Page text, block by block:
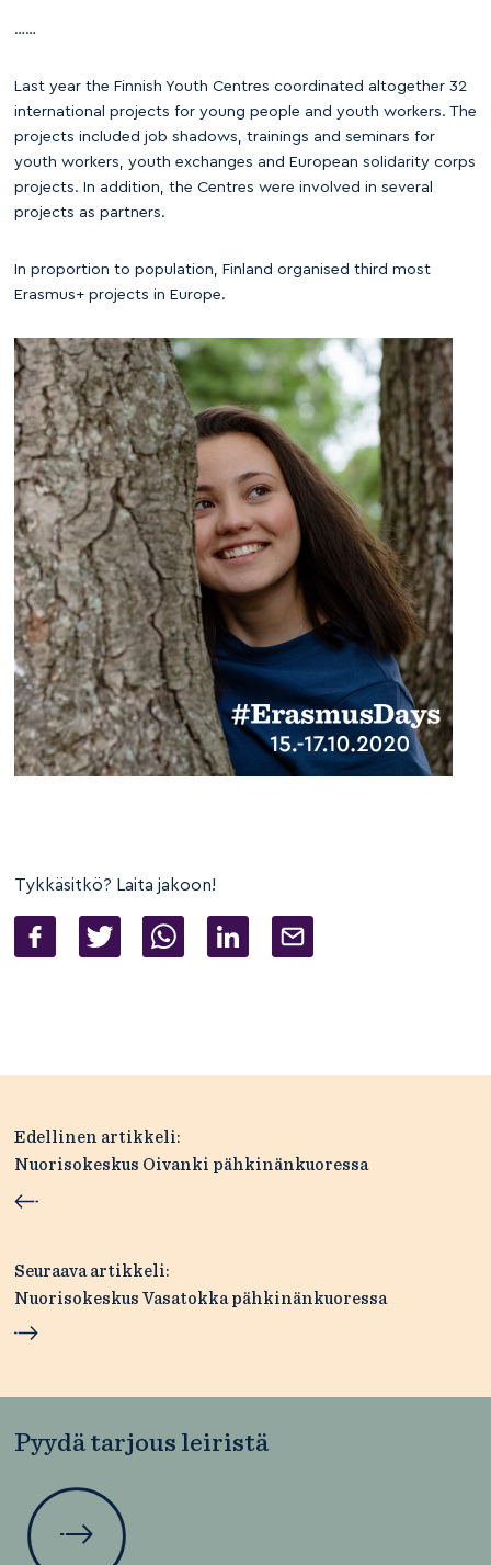
……
Last year the Finnish Youth Centres coordinated altogether 32
international projects for young people and youth workers. The
projects included job shadows, trainings and seminars for
youth workers, youth exchanges and European solidarity corps
projects. In addition, the Centres were involved in several
projects as partners.
In proportion to population, Finland organised third most
Erasmus+ projects in Europe.
Tykkäsitkö? Laita jakoon!
Artikkelien
selaus
Edellinen artikkeli:
Nuorisokeskus Oivanki pähkinänkuoressa
Seuraava artikkeli:
Nuorisokeskus Vasatokka pähkinänkuoressa
Pyydä tarjous leiristä